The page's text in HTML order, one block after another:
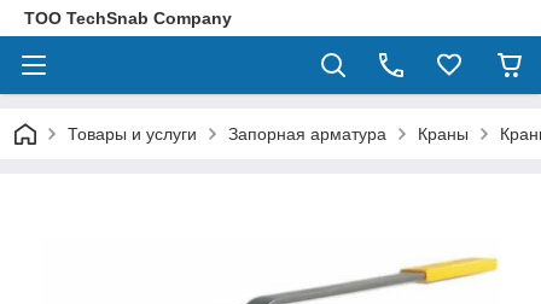
ТОО TechSnab Company
Товары и услуги Запорная арматура Краны